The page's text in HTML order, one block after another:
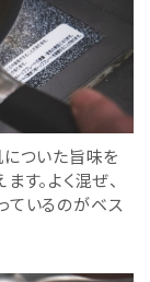
についた旨味を
す。よく混ぜ、
ているのがベス